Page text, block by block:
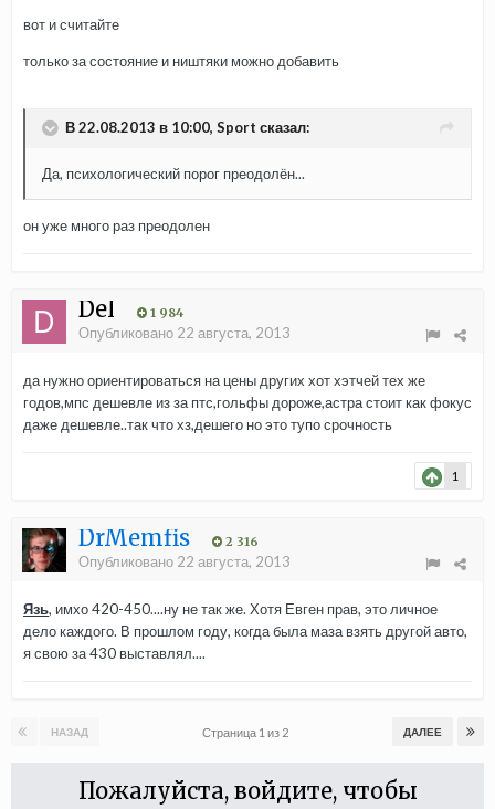
вот и считайте
только за состояние и ништяки можно добавить
В 22.08.2013 в 10:00, Sport сказал:
Да, психологический порог преодолён...
он уже много раз преодолен
Del 1 984
Опубликовано 22 августа, 2013
да нужно ориентироваться на цены других хот хэтчей тех же
годов,мпс дешевле из за птс,гольфы дороже,астра стоит как фокус
даже дешевле..так что хз,дешего но это тупо срочность
1
DrMemfis 2 316
Опубликовано 22 августа, 2013
Язь, имхо 420-450....ну не так же. Хотя Евген прав, это личное
дело каждого. В прошлом году, когда была маза взять другой авто,
я свою за 430 выставлял....
НАЗАД ДАЛЕЕ
Страница 1 из 2
Пожалуйста, войдите, чтобы